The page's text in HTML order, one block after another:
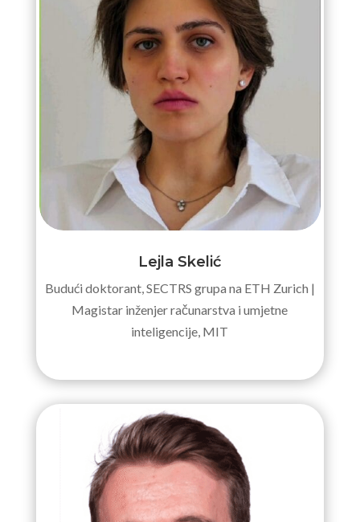
Lejla Skelić
Budući doktorant, SECTRS grupa na ETH Zurich |
Magistar inženjer računarstva i umjetne
inteligencije, MIT